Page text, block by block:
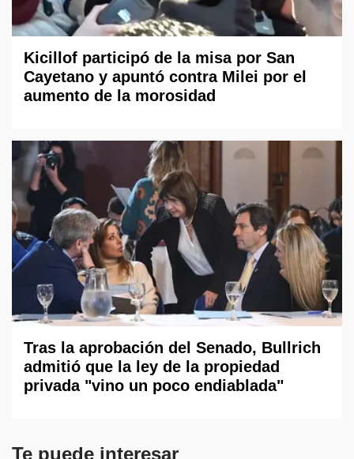
Kicillof participó de la misa por San
Cayetano y apuntó contra Milei por el
aumento de la morosidad
Tras la aprobación del Senado, Bullrich
admitió que la ley de la propiedad
privada "vino un poco endiablada"
Te puede interesar